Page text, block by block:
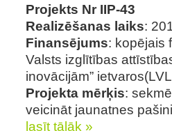
Projekts Nr IIP-43
Realizēšanas laiks:
Finansējums: kopējais
Valsts izglītības
inovācijām”
Projekta mērķis:
veicināt jaunatnes
lasīt tālāk »